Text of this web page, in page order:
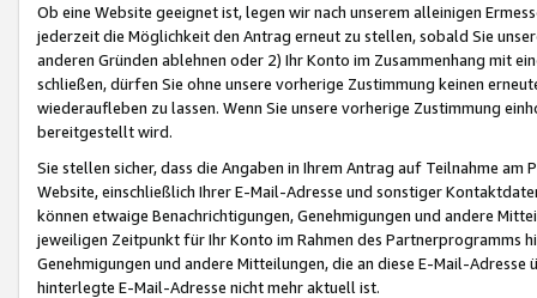
Ob eine Website geeignet ist, legen wir nach unserem alleinigen
jederzeit die Möglichkeit den Antrag erneut zu stellen, sobald Sie
anderen Gründen ablehnen oder 2) Ihr Konto im Zusammenhang mit
schließen, dürfen Sie ohne unsere vorherige Zustimmung keinen
wiederaufleben zu lassen. Wenn Sie unsere vorherige Zustimmung
bereitgestellt wird.
Sie stellen sicher, dass die Angaben in Ihrem Antrag auf Teilnahme
Website, einschließlich Ihrer E-Mail-Adresse und sonstiger
können etwaige Benachrichtigungen, Genehmigungen und andere
jeweiligen Zeitpunkt für Ihr Konto im Rahmen des Partnerprogramms
Genehmigungen und andere Mitteilungen, die an diese E-Mail-
hinterlegte E-Mail-Adresse nicht mehr aktuell ist.